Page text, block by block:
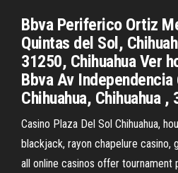
Bbva Periferico Ortiz
Quintas del Sol,
31250, Chihuahua Ver
Bbva Av
Chihuahua, Chihuahua ,
Casino Plaza Del Sol Chihuahua,
blackjack, rayon chapelure casino,
all online casinos offer tournament